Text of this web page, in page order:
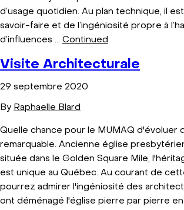
d’usage quotidien. Au plan technique, il
savoir-faire et de l’ingéniosité propre à
d’influences … Continued
Visite Architecturale
29 septembre 2020
By Raphaelle Blard
Quelle chance pour le MUMAQ d'évoluer
remarquable. Ancienne église
située dans le Golden Square Mile,
est unique au Québec. Au courant de
pourrez admirer l'ingéniosité des
ont déménagé l'église pierre par pierre